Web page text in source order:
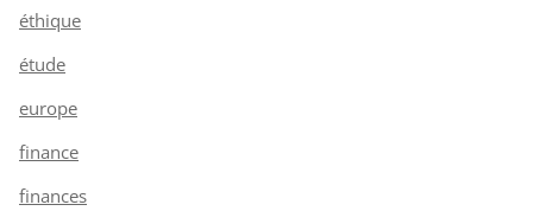
éthique
étude
europe
finance
finances